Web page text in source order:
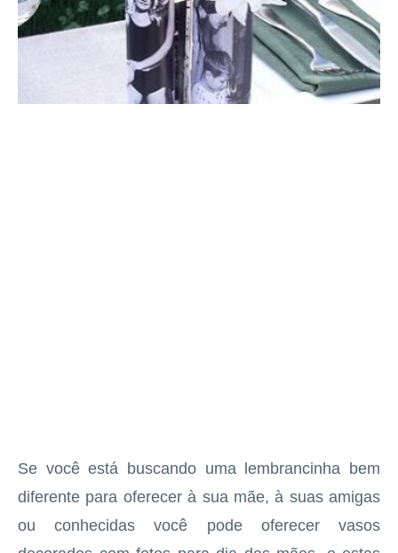
Se você está buscando uma lembrancinha bem
diferente para oferecer à sua mãe, à suas amigas
ou conhecidas você pode oferecer vasos